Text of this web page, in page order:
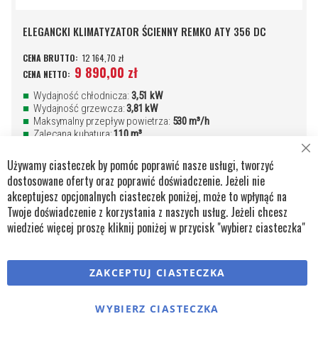
ELEGANCKI KLIMATYZATOR ŚCIENNY REMKO ATY 356 DC
12 164,70 zł
9 890,00 zł
Wydajność chłodnicza: 3,51 kW
Wydajność grzewcza:3,81 kW
Maksymalny przepływ powietrza: 530 m³/h
Zalecana kubatura:110 m³
DODAJ DO KOSZYKA
DODAJ DO ZAPYTANIA
DODAJ
DO
OSTATNIO DODANE PRODUKTY
Używamy ciasteczek by pomóc poprawić nasze usługi, tworzyć
dostosowane oferty oraz poprawić doświadczenie. Jeżeli nie
akceptujesz opcjonalnych ciasteczek poniżej, może to wpłynąć na
Twoje doświadczenie z korzystania z naszych usług. Jeżeli chcesz
wiedzieć więcej proszę kliknij poniżej w przycisk "wybierz ciasteczka"
ZAKCEPTUJ CIASTECZKA
WYBIERZ CIASTECZKA